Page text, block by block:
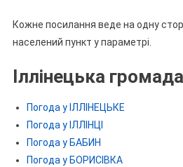
Кожне посилання веде на одну
населений пункт у параметрі.
Іллінецька громада
Погода у ІЛЛІНЕЦЬКЕ
Погода у ІЛЛІНЦІ
Погода у БАБИН
Погода у БОРИСІВКА